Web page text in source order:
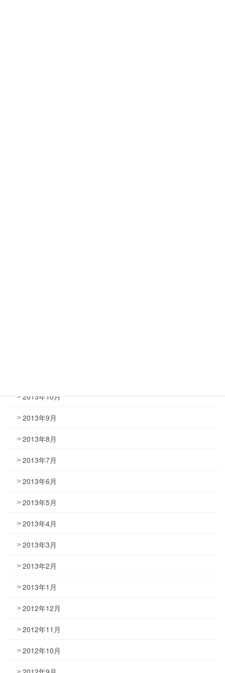
2013年10月
2013年9月
2013年8月
2013年7月
2013年6月
2013年5月
2013年4月
2013年3月
2013年2月
2013年1月
2012年12月
2012年11月
2012年10月